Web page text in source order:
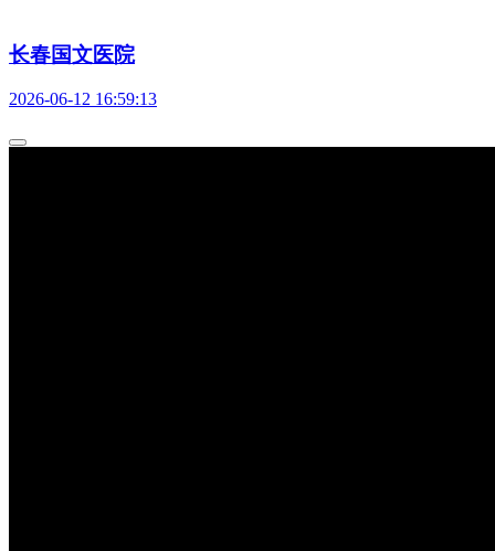
长春国文医院
2026-06-12 16:59:13